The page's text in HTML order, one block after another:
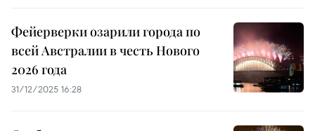
Фейерверки озарили города по
всей Австралии в честь Нового
2026 года
31/12/2025 16:28